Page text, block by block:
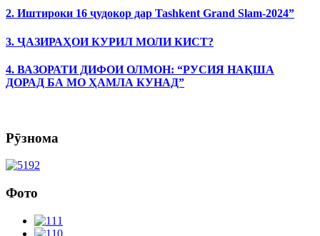
2. Иштироки 16 ҷудокор дар Tashkent Grand Slam-2024”
3. ҶАЗИРАҲОИ КУРИЛ МОЛИ КИСТ?
4. ВАЗОРАТИ ДИФОИ ОЛМОН: “РУСИЯ НАҚША
ДОРАД БА МО ҲАМЛА КУНАД”
Рӯзнома
Фото